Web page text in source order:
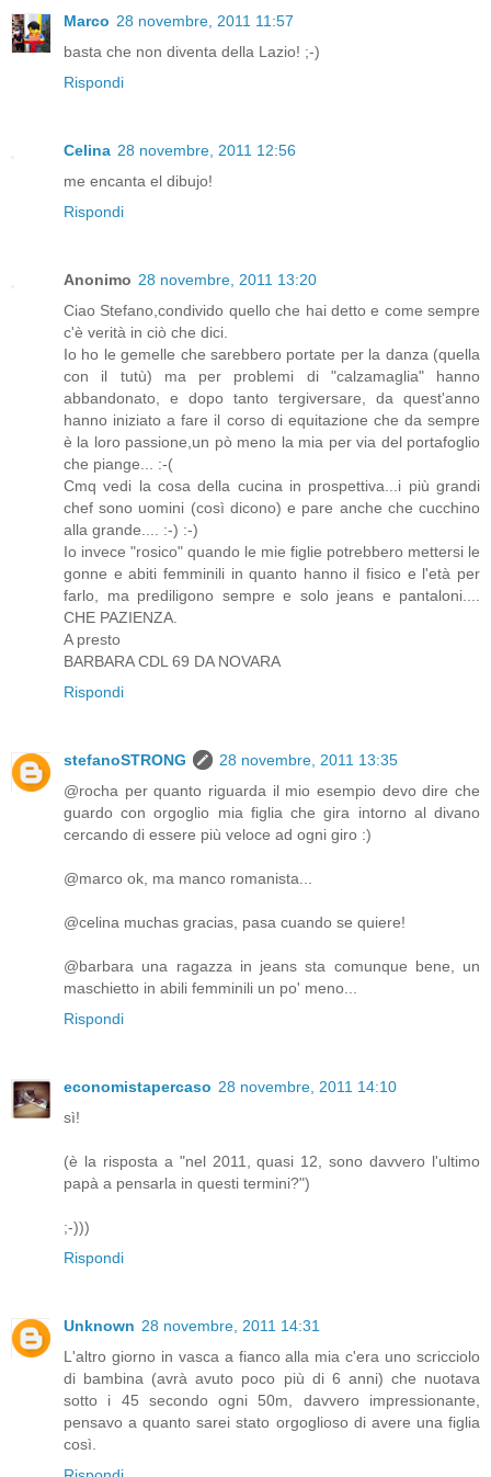
Marco 28 novembre, 2011 11:57
basta che non diventa della Lazio! ;-)
Rispondi
Celina 28 novembre, 2011 12:56
me encanta el dibujo!
Rispondi
Anonimo 28 novembre, 2011 13:20
Ciao Stefano,condivido quello che hai detto e come sempre
c'è verità in ciò che dici.
Io ho le gemelle che sarebbero portate per la danza (quella
con il tutù) ma per problemi di "calzamaglia" hanno
abbandonato, e dopo tanto tergiversare, da quest'anno
hanno iniziato a fare il corso di equitazione che da sempre
è la loro passione,un pò meno la mia per via del portafoglio
che piange... :-(
Cmq vedi la cosa della cucina in prospettiva...i più grandi
chef sono uomini (così dicono) e pare anche che cucchino
alla grande.... :-) :-)
Io invece "rosico" quando le mie figlie potrebbero mettersi le
gonne e abiti femminili in quanto hanno il fisico e l'età per
farlo, ma prediligono sempre e solo jeans e pantaloni....
CHE PAZIENZA.
A presto
BARBARA CDL 69 DA NOVARA
Rispondi
stefanoSTRONG
28 novembre, 2011 13:35
@rocha per quanto riguarda il mio esempio devo dire che
guardo con orgoglio mia figlia che gira intorno al divano
cercando di essere più veloce ad ogni giro :)
@marco ok, ma manco romanista...
@celina muchas gracias, pasa cuando se quiere!
@barbara una ragazza in jeans sta comunque bene, un
maschietto in abili femminili un po' meno...
Rispondi
economistapercaso 28 novembre, 2011 14:10
sì!
(è la risposta a "nel 2011, quasi 12, sono davvero l'ultimo
papà a pensarla in questi termini?")
;-)))
Rispondi
Unknown 28 novembre, 2011 14:31
L'altro giorno in vasca a fianco alla mia c'era uno scricciolo
di bambina (avrà avuto poco più di 6 anni) che nuotava
sotto i 45 secondo ogni 50m, davvero impressionante,
pensavo a quanto sarei stato orgoglioso di avere una figlia
così.